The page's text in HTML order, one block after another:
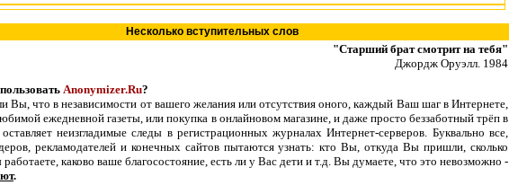
Несколько вступительных слов
"Старший брат смотрит на тебя"
Джордж Оруэлл. 1984
Anonymizer.Ru?
что в независимости от вашего желания или отсутствия оного, каждый Ваш шаг в Интернете,
ежедневной газеты, или покупка в онлайновом магазине, и даже просто беззаботный трёп в
неизгладимые следы в регистрационных журналах Интернет-серверов. Буквально все,
рекламодателей и конечных сайтов пытаются узнать: кто Вы, откуда Вы пришли, сколько
каково ваше благосостояние, есть ли у Вас дети и т.д. Вы думаете, что это невозможно -
.